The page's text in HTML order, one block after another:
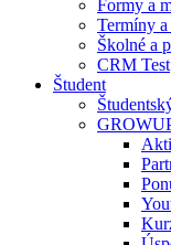
Formy a
Termíny
Školné a
CRM Test
Študent